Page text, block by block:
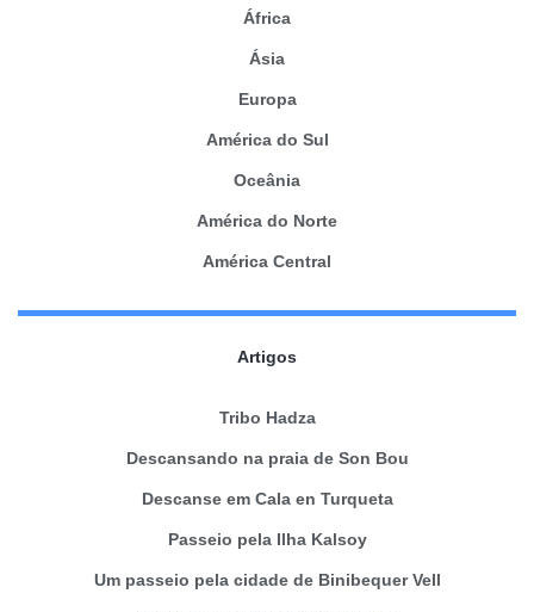
África
Ásia
Europa
América do Sul
Oceânia
América do Norte
América Central
Artigos
Tribo Hadza
Descansando na praia de Son Bou
Descanse em Cala en Turqueta
Passeio pela Ilha Kalsoy
Um passeio pela cidade de Binibequer Vell